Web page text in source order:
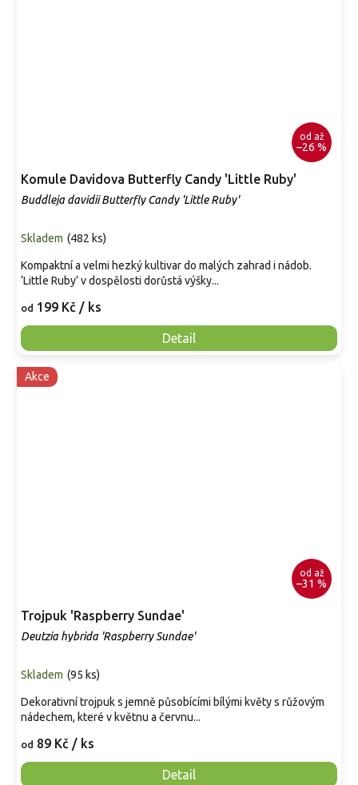
od až
–26 %
Komule Davidova Butterfly Candy 'Little Ruby'
Buddleja davidii Butterfly Candy 'Little Ruby'
Skladem (482 ks)
od 199 Kč / ks
Detail
Kompaktní a velmi hezký kultivar do malých zahrad i nádob.
‘Little Ruby’ v dospělosti dorůstá výšky...
Akce
od až
–31 %
Trojpuk 'Raspberry Sundae'
Deutzia hybrida 'Raspberry Sundae'
Skladem (95 ks)
od 89 Kč / ks
Detail
Dekorativní trojpuk s jemně působícími bílými květy s růžovým
nádechem, které v květnu a červnu...